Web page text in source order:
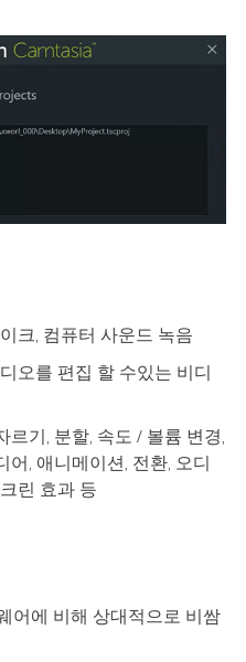
크, 컴퓨터 사운드 녹음
오를 편집 할 수있는 비디
르기, 분할, 속도 / 볼륨 변경,
어, 애니메이션, 전환, 오디
린 효과 등
어에 비해 상대적으로 비쌈